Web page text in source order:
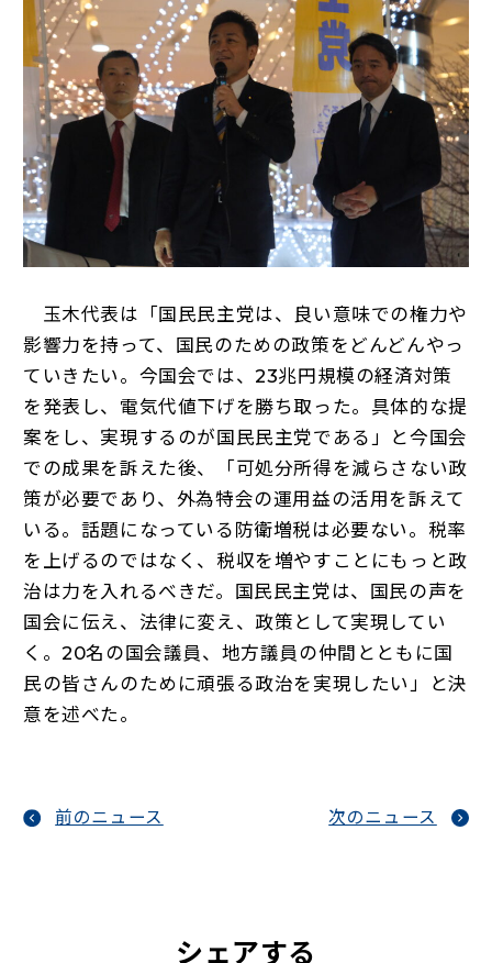
玉木代表は「国民民主党は、良い意味での権力や
影響力を持って、国民のための政策をどんどんやっ
ていきたい。今国会では、23兆円規模の経済対策
を発表し、電気代値下げを勝ち取った。具体的な提
案をし、実現するのが国民民主党である」と今国会
での成果を訴えた後、「可処分所得を減らさない政
策が必要であり、外為特会の運用益の活用を訴えて
いる。話題になっている防衛増税は必要ない。税率
を上げるのではなく、税収を増やすことにもっと政
治は力を入れるべきだ。国民民主党は、国民の声を
国会に伝え、法律に変え、政策として実現してい
く。20名の国会議員、地方議員の仲間とともに国
民の皆さんのために頑張る政治を実現したい」と決
意を述べた。
前のニュース 次のニュース
シェアする